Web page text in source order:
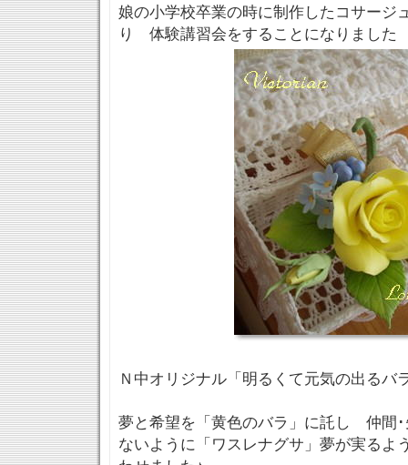
娘の小学校卒業の時に制作したコサージ
り 体験講習会をすることになりました
Ｎ中オリジナル「明るくて元気の出るバ
夢と希望を「黄色のバラ」に託し 仲間
ないように「ワスレナグサ」夢が実る